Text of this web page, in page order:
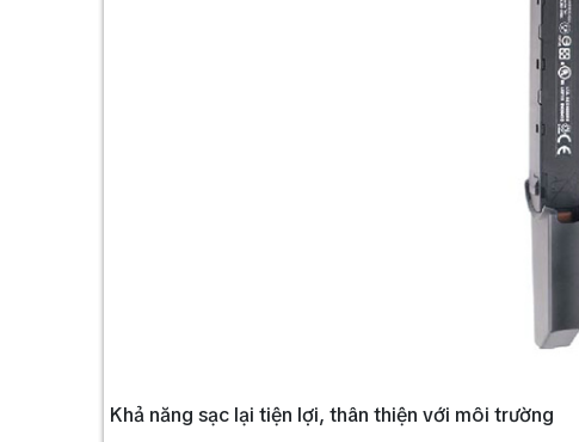
Khả năng sạc lại tiện lợi, thân thiện với môi trường